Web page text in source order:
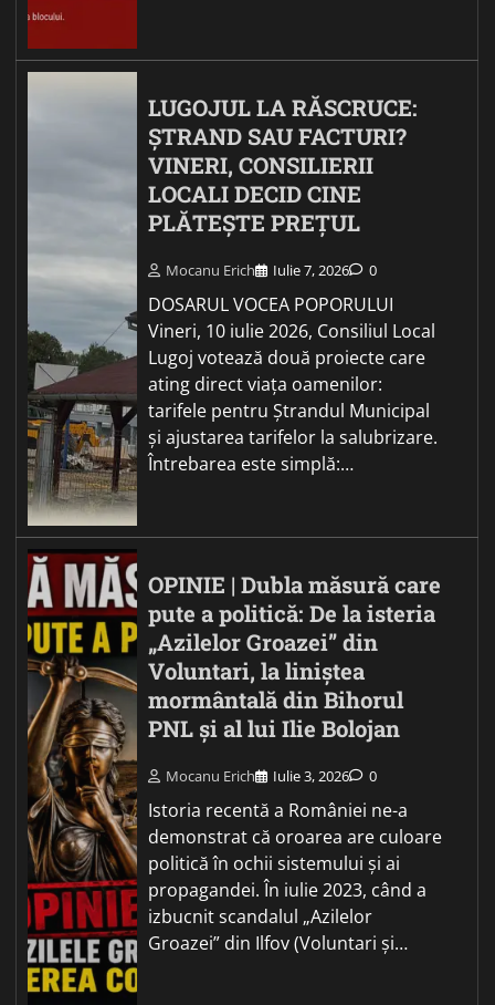
LUGOJUL LA RĂSCRUCE:
ȘTRAND SAU FACTURI?
VINERI, CONSILIERII
LOCALI DECID CINE
PLĂTEȘTE PREȚUL
Mocanu Erich Iulie 7, 2026 0
DOSARUL VOCEA POPORULUI
Vineri, 10 iulie 2026, Consiliul Local
Lugoj votează două proiecte care
ating direct viața oamenilor:
tarifele pentru Ștrandul Municipal
și ajustarea tarifelor la salubrizare.
Întrebarea este simplă:…
OPINIE | Dubla măsură care
pute a politică: De la isteria
„Azilelor Groazei” din
Voluntari, la liniștea
mormântală din Bihorul
PNL și al lui Ilie Bolojan
Mocanu Erich Iulie 3, 2026 0
Istoria recentă a României ne-a
demonstrat că oroarea are culoare
politică în ochii sistemului și ai
propagandei. În iulie 2023, când a
izbucnit scandalul „Azilelor
Groazei” din Ilfov (Voluntari și…